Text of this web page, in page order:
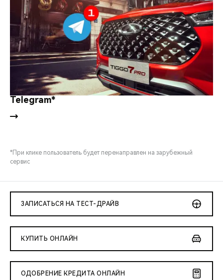
Telegram*
*При клике пользователь будет перенаправлен на зарубежный
сервис
ЗАПИСАТЬСЯ НА ТЕСТ-ДРАЙВ
КУПИТЬ ОНЛАЙН
ОДОБРЕНИЕ КРЕДИТА ОНЛАЙН